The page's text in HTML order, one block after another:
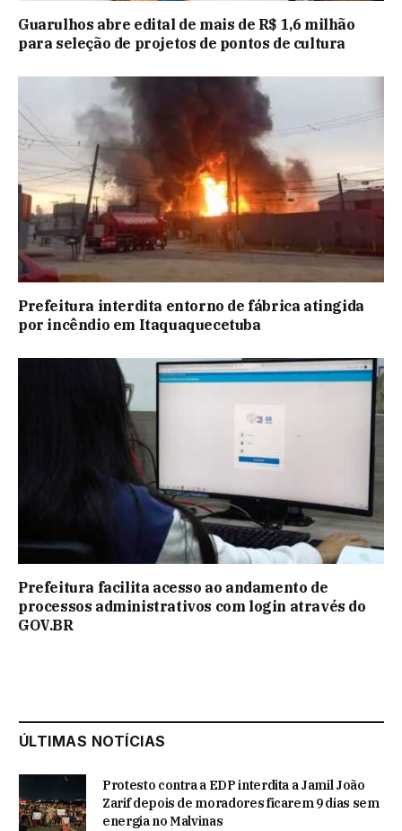
Guarulhos abre edital de mais de R$ 1,6 milhão
para seleção de projetos de pontos de cultura
Prefeitura interdita entorno de fábrica atingida
por incêndio em Itaquaquecetuba
Prefeitura facilita acesso ao andamento de
processos administrativos com login através do
GOV.BR
ÚLTIMAS NOTÍCIAS
Protesto contra a EDP interdita a Jamil João
Zarif depois de moradores ficarem 9 dias sem
energia no Malvinas